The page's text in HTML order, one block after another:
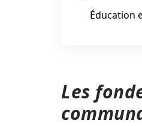
Éducation
Les